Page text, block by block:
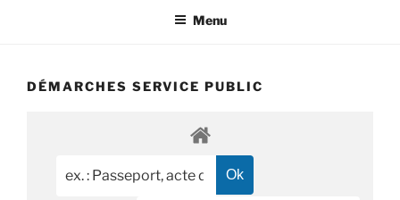
Menu
DÉMARCHES SERVICE PUBLIC